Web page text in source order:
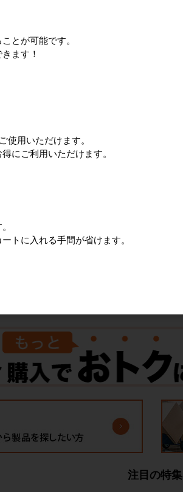
注目の特集
とが可能です。
ます！
使用いただけます。
にご利用いただけます。
トに入れる手間が省けます。